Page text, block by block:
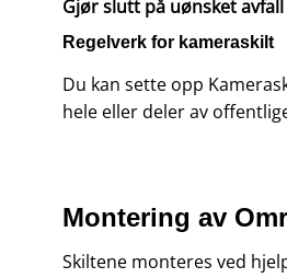
Gjør slutt på uønsket
Regelverk for kameraskilt
Du kan sette opp
hele eller deler av
Montering av
Skiltene monteres ved